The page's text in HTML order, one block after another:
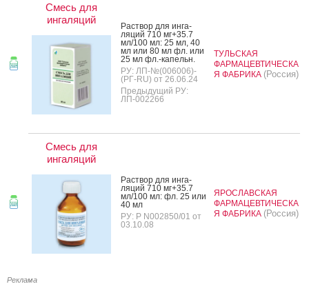
Смесь для
ингаляций
Рас­твор для ин­га­
ляций 710 мг+35.7
мл/100 мл: 25 мл, 40
мл или 80 мл фл. или
25 мл фл.-ка­пельн.
РУ: ЛП-№(006006)-
(РГ-RU) от 26.06.24
Предыдущий РУ:
ЛП-002266
ТУЛЬСКАЯ
ФАРМАЦЕВТИЧЕСКА
Я ФАБРИКА (Россия)
Смесь для
ингаляций
Рас­твор для ин­га­
ляций 710 мг+35.7
мл/100 мл: фл. 25 или
40 мл
РУ: Р N002850/01 от
03.10.08
ЯРОСЛАВСКАЯ
ФАРМАЦЕВТИЧЕСКА
Я ФАБРИКА (Россия)
Реклама